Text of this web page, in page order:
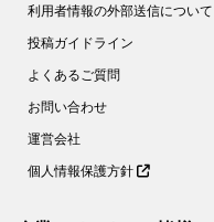
利用者情報の外部送信について
投稿ガイドライン
よくあるご質問
お問い合わせ
運営会社
個人情報保護方針